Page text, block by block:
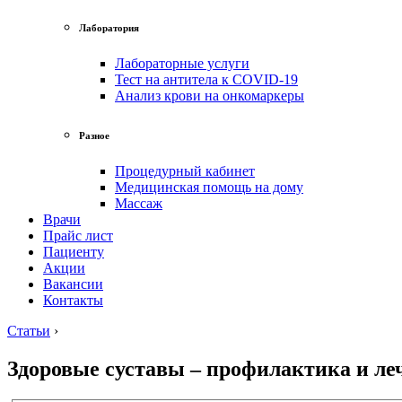
Лаборатория
Лабораторные услуги
Тест на антитела к COVID-19
Анализ крови на онкомаркеры
Разное
Процедурный кабинет
Медицинская помощь на дому
Массаж
Врачи
Прайс лист
Пациенту
Акции
Вакансии
Контакты
Статьи ›
Здоровые суставы – профилактика и